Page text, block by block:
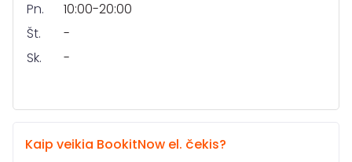
Pn.
10:00-20:00
Št.
-
Sk.
-
Kaip veikia BookitNow el. čekis?